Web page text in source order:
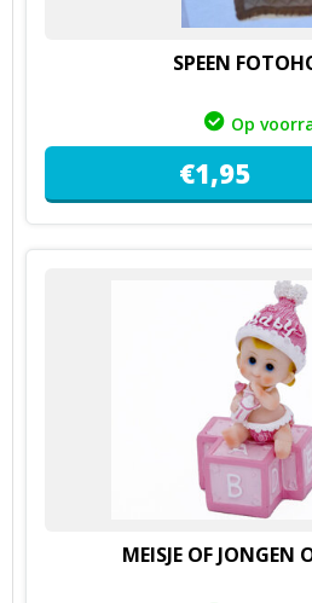
SPEEN
Op
€1,95
MEISJE OF JONGEN